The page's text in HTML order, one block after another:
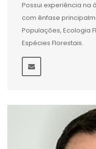
Possui experiência na
com ênfase
Populações, Ecologia
Espécies Florestais.